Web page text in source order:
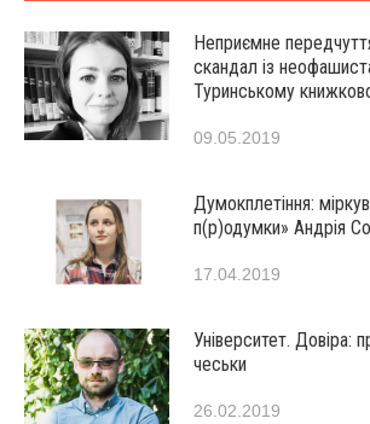
Неприємне
скандал із
Туринському
09.05.2019
Думокплетіння:
п(р)одумки» Андрія
17.04.2019
Університет. Довіра:
чеськи
26.02.2019